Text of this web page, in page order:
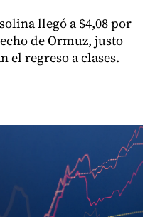
llegó a $4,08 por
de Ormuz, justo
el regreso a clases.